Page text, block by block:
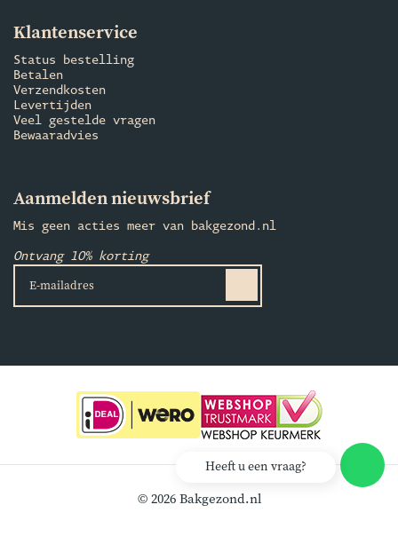
Klantenservice
Status bestelling
Betalen
Verzendkosten
Levertijden
Veel gestelde vragen
Bewaaradvies
Aanmelden nieuwsbrief
Mis geen acties meer van bakgezond.nl
Ontvang 10% korting
© 2026 Bakgezond.nl
Heeft u een vraag?